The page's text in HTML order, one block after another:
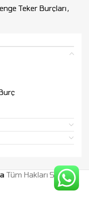
Teker Burçları,
Tüm Hakları Saklıdır.